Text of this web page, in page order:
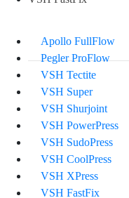
Apollo FullFlow
Pegler ProFlow
VSH Tectite
VSH Super
VSH Shurjoint
VSH PowerPress
VSH SudoPress
VSH CoolPress
VSH XPress
VSH FastFix